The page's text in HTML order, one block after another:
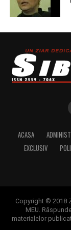
corect. După
curată, verifică
racordurile.
Dacă pompa
periodic
exterioare
alege după
modul real de
verificate
Ghivecele mari
verde închis.
detaliu vizual
distanță se
catifelată.
ACASA
EXCLUSIV
Copyright © 2018
MEU.
materialelor